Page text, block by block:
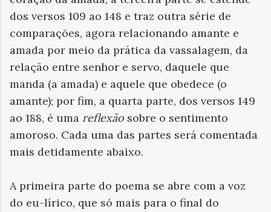
dos versos 109 ao 148 e traz outra série de
comparações, agora relacionando amante e
amada por meio da prática da vassalagem, da
relação entre senhor e servo, daquele que
manda (a amada) e aquele que obedece (o
amante); por fim, a quarta parte, dos versos 149
ao 188, é uma reflexão sobre o sentimento
amoroso. Cada uma das partes será comentada
mais detidamente abaixo.
A primeira parte do poema se abre com a voz
do eu-lírico, que só mais para o final do